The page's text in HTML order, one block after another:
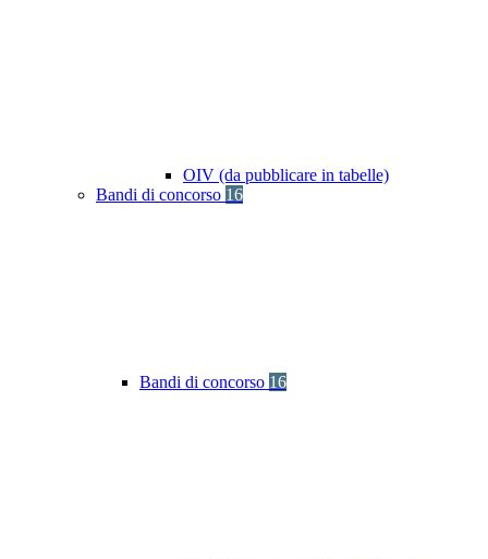
OIV (da pubblicare in tabelle)
Bandi di concorso 16
Bandi di concorso 16